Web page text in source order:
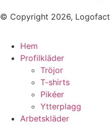
© Copyright 2026,
Hem
Profilkläder
Tröjor
T-shirts
Pikéer
Ytterplagg
Arbetskläder